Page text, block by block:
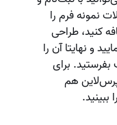
نمونه فرم را
کنید، طراحی
و نهایتا آن را
برای
پرس‌لاین هم
را ببینید.